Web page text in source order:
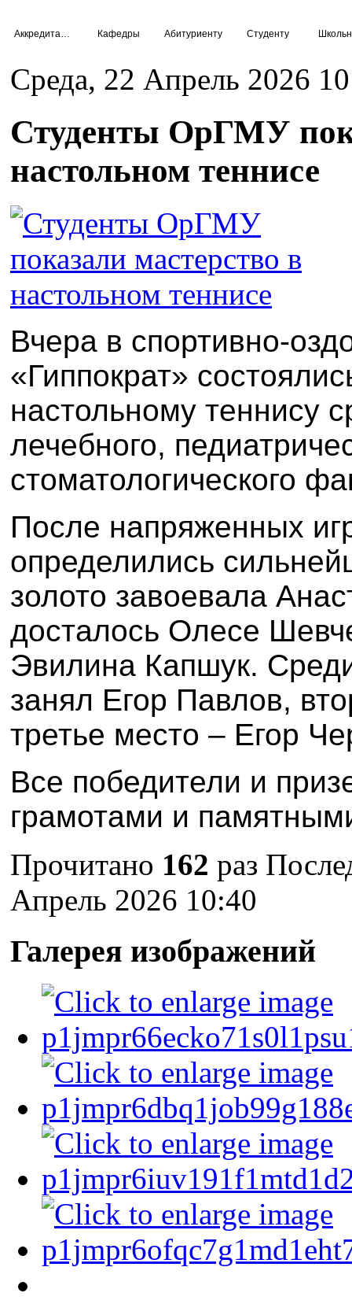
Кафедры Абитуриенту Студенту
Среда, 22 Апрель 2026
Студенты ОрГМУ
настольном теннисе
Вчера в спортивно-
«Гиппократ»
настольному теннису
лечебного,
стоматологического
После напряженных
определились
золото завоевала
досталось Олесе
Эвилина Капшук.
занял Егор Павлов,
третье место – Егор
Все победители и
грамотами и
Прочитано 162 раз
Апрель 2026 10:40
Галерея изображений